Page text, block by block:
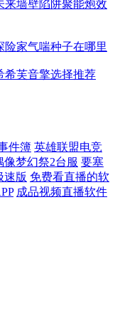
来墙壁陷阱聚能炮效
家气喘种子在哪里
希芙音擎选择推荐
件簿 英雄联盟电竞
像梦幻祭2台服 要塞
速版 免费看直播的软
成品视频直播软件